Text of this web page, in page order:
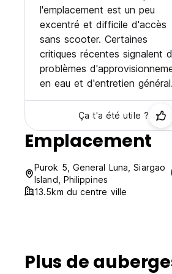
l'emplacement est un peu
excentré et difficile d'accès
sans scooter. Certaines
critiques récentes signalent
problèmes
en eau et d'entretien général.
Ça t'a été utile ?
Emplacement
Purok 5, General Luna, Siargao
Island, Philippines
13.5km du centre ville
Plus de